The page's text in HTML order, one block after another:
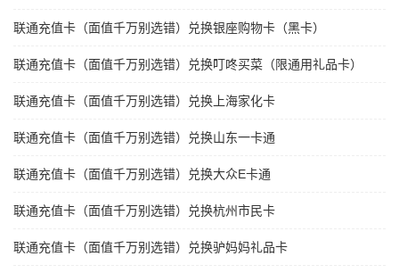
联通充值卡（面值千万别选错）兑换银座购物卡（黑卡）
联通充值卡（面值千万别选错）兑换叮咚买菜（限通用礼品卡）
联通充值卡（面值千万别选错）兑换上海家化卡
联通充值卡（面值千万别选错）兑换山东一卡通
联通充值卡（面值千万别选错）兑换大众E卡通
联通充值卡（面值千万别选错）兑换杭州市民卡
联通充值卡（面值千万别选错）兑换驴妈妈礼品卡